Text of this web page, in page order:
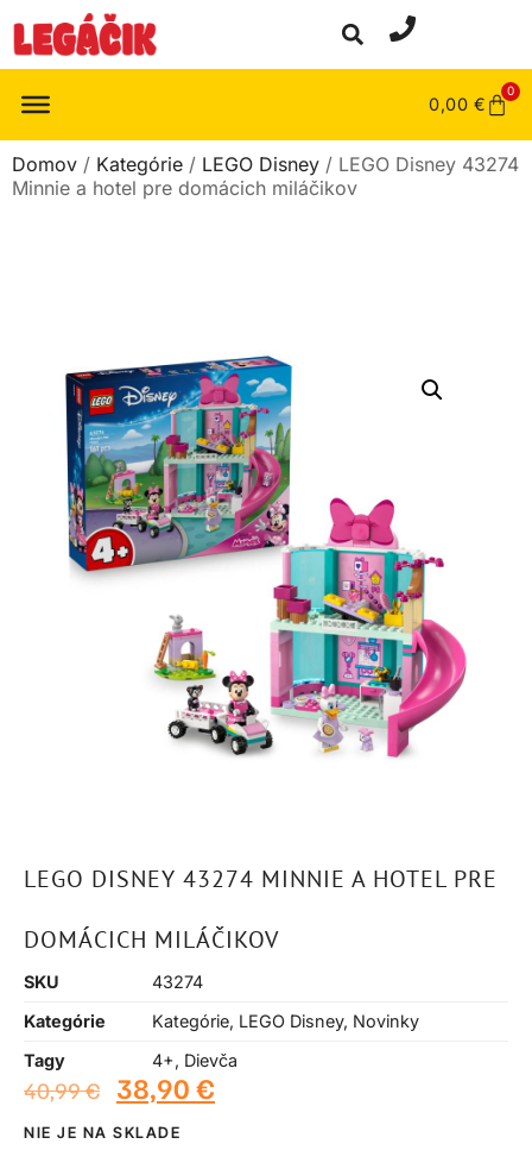
0,00 €
0
Domov / Kategórie / LEGO Disney / LEGO Disney 43274
Minnie a hotel pre domácich miláčikov
LEGO DISNEY 43274 MINNIE A HOTEL PRE
DOMÁCICH MILÁČIKOV
SKU
43274
Kategórie
Kategórie, LEGO Disney, Novinky
Tagy
4+, Dievča
40,99€ 38,90 €
NIE JE NA SKLADE